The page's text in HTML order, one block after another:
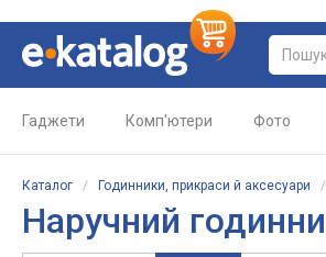
Гаджети Комп'ютери Фото
Каталог / Годинники, прикраси й аксесуари
Наручний